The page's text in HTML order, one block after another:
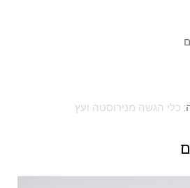
כלי הגשה מנירוסטה ועץ